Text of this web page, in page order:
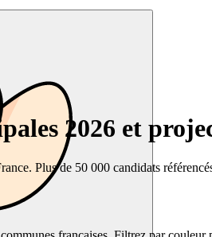
2026 et
Plus de 50 000 candidats